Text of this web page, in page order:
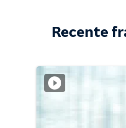
Recente